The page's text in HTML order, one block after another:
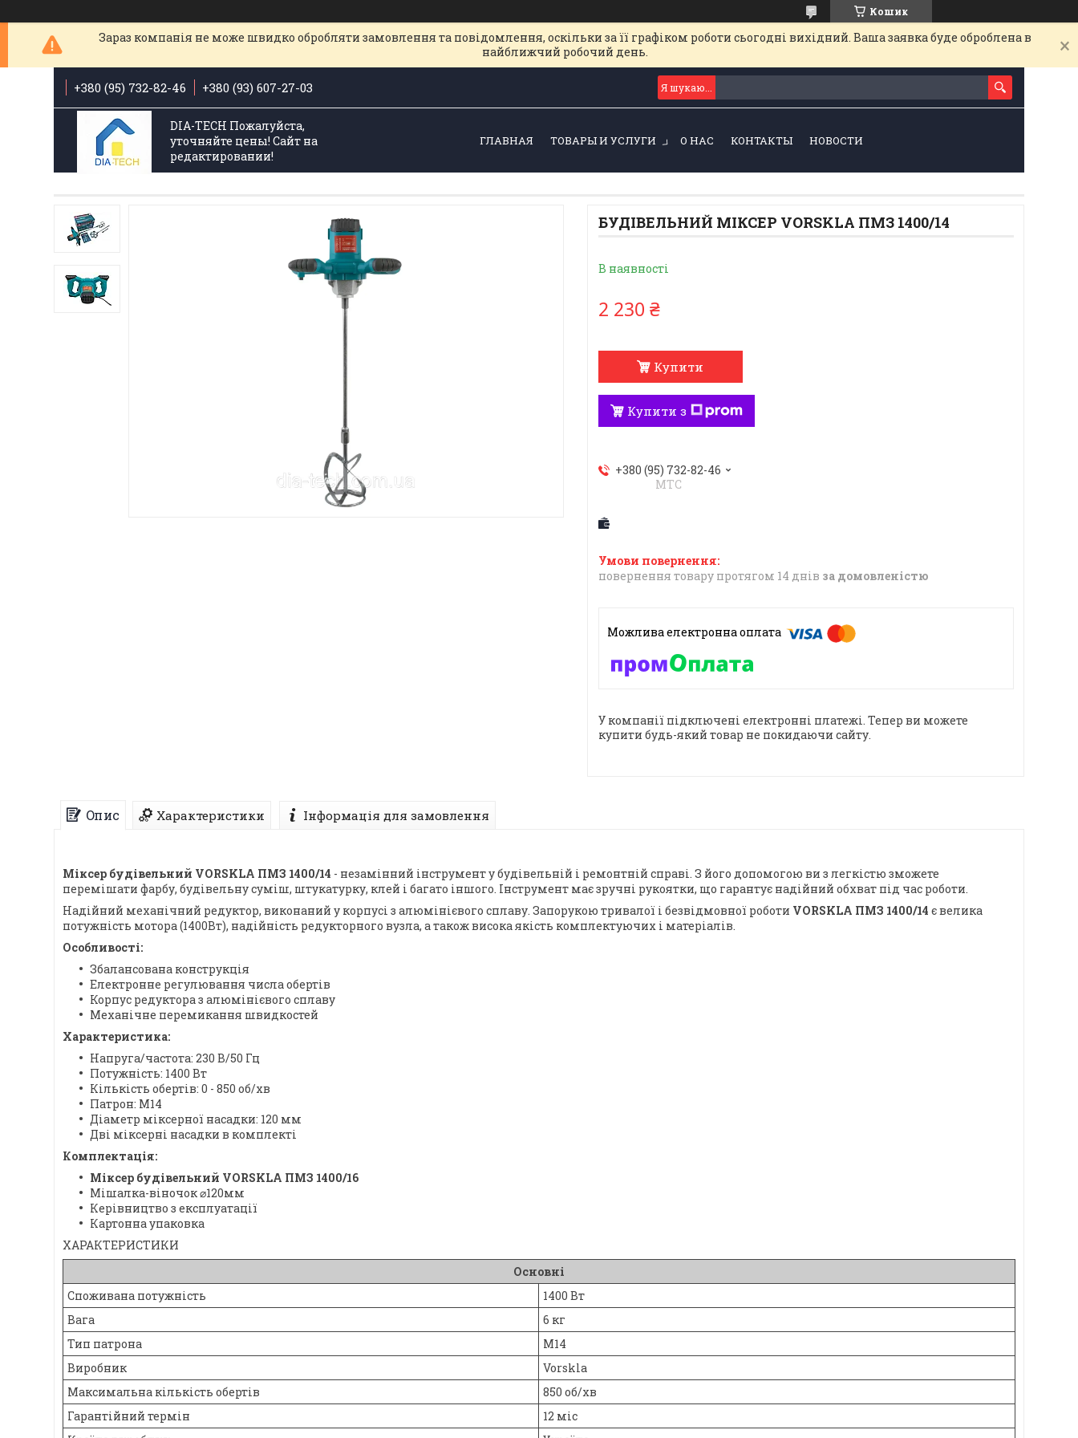
Кошик
Зараз компанія не може швидко обробляти замовлення та повідомлення, оскільки за її графіком роботи сьогодні вихідний. Ваша заявка буде оброблена в
найближчий робочий день.
+380 (95) 732-82-46 +380 (93) 607-27-03
DIA-TECH Пожалуйста,
уточняйте цены! Сайт на
редактировании!
ГЛАВНАЯ ТОВАРЫ И УСЛУГИ О НАС КОНТАКТЫ НОВОСТИ
БУДІВЕЛЬНИЙ МІКСЕР VORSKLA ПМЗ 1400/14
В наявності
2 230 ₴
Купити
Купити з
+380 (95) 732-82-46
МТС
повернення товару протягом 14 днів за домовленістю
У компанії підключені електронні платежі. Тепер ви можете
купити будь-який товар не покидаючи сайту.
Опис Характеристики Інформація для замовлення
Міксер будівельний VORSKLA ПМЗ 1400/14 - незамінний інструмент у будівельній і ремонтній справі. З його допомогою ви з легкістю зможете
перемішати фарбу, будівельну суміш, штукатурку, клей і багато іншого. Інструмент має зручні рукоятки, що гарантує надійний обхват під час роботи.
Надійний механічний редуктор, виконаний у корпусі з алюмінієвого сплаву. Запорукою тривалої і безвідмовної роботи VORSKLA ПМЗ 1400/14 є велика
потужність мотора (1400Вт), надійність редукторного вузла, а також висока якість комплектуючих і матеріалів.
Особливості:
Збалансована конструкція
Електронне регулювання числа обертів
Корпус редуктора з алюмінієвого сплаву
Механічне перемикання швидкостей
Характеристика:
Напруга/частота: 230 В/50 Гц
Потужність: 1400 Вт
Кількість обертів: 0 - 850 об/хв
Патрон: М14
Діаметр міксерної насадки: 120 мм
Дві міксерні насадки в комплекті
Комплектація:
Міксер будівельний VORSKLA ПМЗ 1400/16
Мішалка-віночок ⌀120мм
Керівництво з експлуатації
Картонна упаковка
ХАРАКТЕРИСТИКИ
Основні
Споживана потужність
1400 Вт
Вага
6 кг
Тип патрона
M14
Виробник
Vorskla
Максимальна кількість обертів
850 об/хв
Гарантійний термін
12 міс